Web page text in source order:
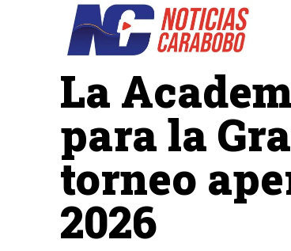
Deportes Destacadas
La
para la
torneo
2026